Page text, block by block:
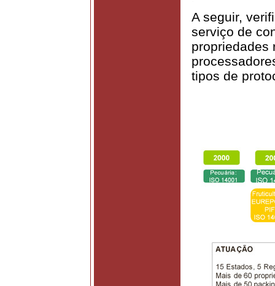
A seguir,
serviço de
propriedades
tipos de